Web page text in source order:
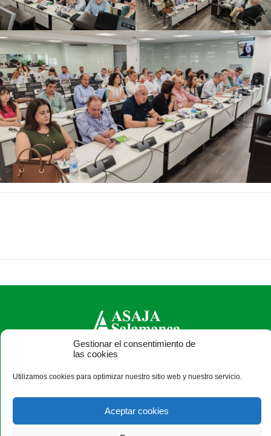
Gestionar el consentimiento de
las cookies
Utilizamos cookies para optimizar nuestro sitio web y nuestro servicio.
Aceptar cookies
ASAJA Salamanca - Jóvenes Agricultores
Camino Estrecho de la Aldehuela, 50, 37003 Salamanca -